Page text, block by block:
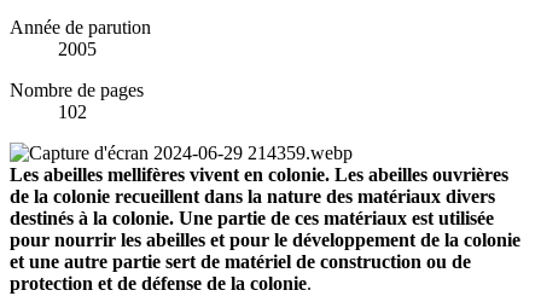
Année de parution
2005
Nombre de pages
102
Les abeilles mellifères vivent en colonie. Les abeilles ouvrières
de la colonie recueillent dans la nature des matériaux divers
destinés à la colonie. Une partie de ces matériaux est utilisée
pour nourrir les abeilles et pour le développement de la colonie
et une autre partie sert de matériel de construction ou de
protection et de défense de la colonie.